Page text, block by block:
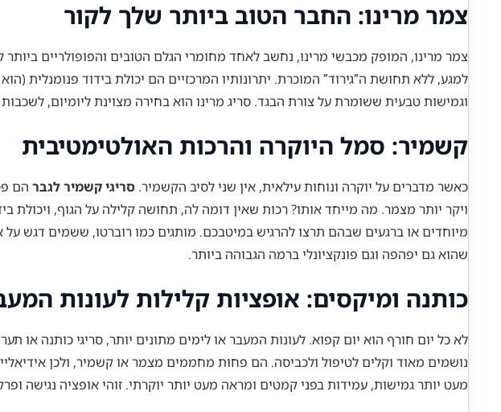
צמר מרינו: החבר הטוב ביותר שלך לקור
צמר מרינו, המופק מכבשי מרינו, נחשב לאחד מחומרי הגלם הטובים והפופולריים
למגע, ללא תחושת ה”גירוד” המוכרת. יתרונותיו המרכזיים הם יכולת בידוד פנומנלית
וגמישות טבעית ששומרת על צורת הבגד. סריג מרינו הוא בחירה מצוינת ליומיום,
קשמיר: סמל היוקרה והרכות האולטימטיבית
כאשר מדברים על יוקרה ונוחות עילאית, אין שני לסיב הקשמיר. סריגי קשמיר לגבר הם
ויקר יותר מצמר. מה מייחד אותו? רכות שאין דומה לה, תחושה קלילה על הגוף,
מיוחדים או ברגעים שבהם תרצו להרגיש במיטבכם. מותגים כמו רוברטו, ששמים דגש
שהוא גם יפהפה וגם פונקציונלי ברמה הגבוהה ביותר.
כותנה ומיקסים: אופציות קלילות לעונות
לא כל יום חורף הוא יום קפוא. לעונות המעבר או לימים מתונים יותר, סריגי כותנה או
נושמים מאוד וקלים לטיפול ולכביסה. הם פחות מחממים מצמר או קשמיר, ולכן
מעט יותר גמישות, עמידות בפני קמטים ומראה מעט יותר יוקרתי. זוהי אופציה נגישה